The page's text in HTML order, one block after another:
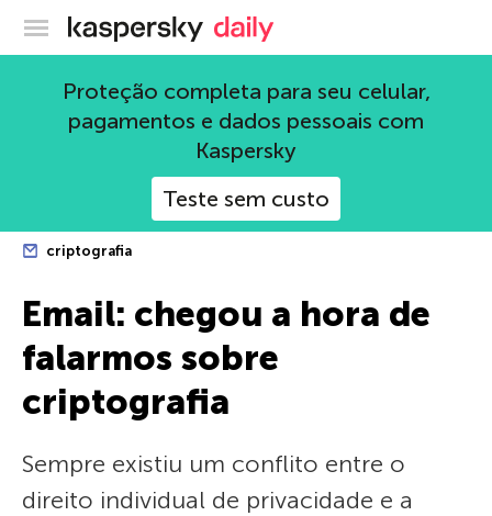
Blog oficial da Kaspersky
Proteção completa para seu celular,
pagamentos e dados pessoais com
Kaspersky
Teste sem custo
criptografia
Email: chegou a hora de
falarmos sobre
criptografia
Sempre existiu um conflito entre o
direito individual de privacidade e a